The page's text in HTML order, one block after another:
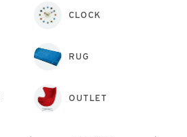
CLOCK
RUG
OUTLET